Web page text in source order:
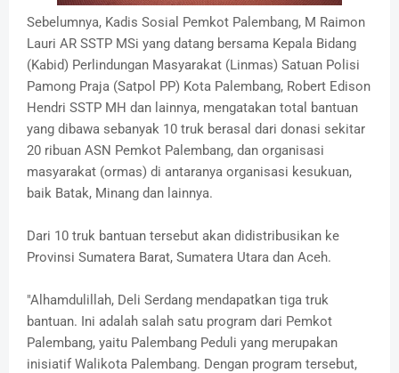
Sebelumnya, Kadis Sosial Pemkot Palembang, M Raimon
Lauri AR SSTP MSi yang datang bersama Kepala Bidang
(Kabid) Perlindungan Masyarakat (Linmas) Satuan Polisi
Pamong Praja (Satpol PP) Kota Palembang, Robert Edison
Hendri SSTP MH dan lainnya, mengatakan total bantuan
yang dibawa sebanyak 10 truk berasal dari donasi sekitar
20 ribuan ASN Pemkot Palembang, dan organisasi
masyarakat (ormas) di antaranya organisasi kesukuan,
baik Batak, Minang dan lainnya.
Dari 10 truk bantuan tersebut akan didistribusikan ke
Provinsi Sumatera Barat, Sumatera Utara dan Aceh.
"Alhamdulillah, Deli Serdang mendapatkan tiga truk
bantuan. Ini adalah salah satu program dari Pemkot
Palembang, yaitu Palembang Peduli yang merupakan
inisiatif Walikota Palembang. Dengan program tersebut,